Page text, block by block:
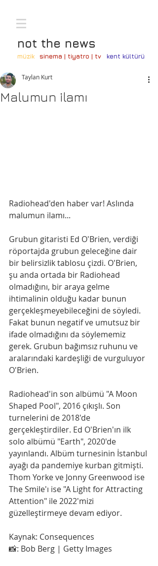
not the news
müzik sinema | tiyatro | tv kent kültürü
Malumun ilamı
Taylan Kurt
Radiohead'den haber var! Aslında
malumun ilamı...
Grubun gitaristi Ed O'Brien, verdiği
röportajda grubun geleceğine dair
bir belirsizlik tablosu çizdi. O'Brien,
şu anda ortada bir Radiohead
olmadığını, bir araya gelme
ihtimalinin olduğu kadar bunun
gerçekleşmeyebileceğini de söyledi.
Fakat bunun negatif ve umutsuz bir
ifade olmadığını da söylememiz
gerek. Grubun bağımsız ruhunu ve
aralarındaki kardeşliği de vurguluyor
O'Brien.
Radiohead'in son albümü "A Moon
Shaped Pool", 2016 çıkışlı. Son
turnelerini de 2018'de
gerçekleştirdiler. Ed O'Brien'ın ilk
solo albümü "Earth", 2020'de
yayınlandı. Albüm turnesinin İstanbul
ayağı da pandemiye kurban gitmişti.
Thom Yorke ve Jonny Greenwood ise
The Smile'ı ise "A Light for Attracting
Attention" ile 2022'mizi
güzelleştirmeye devam ediyor.
Kaynak: Consequences
📸: Bob Berg | Getty Images